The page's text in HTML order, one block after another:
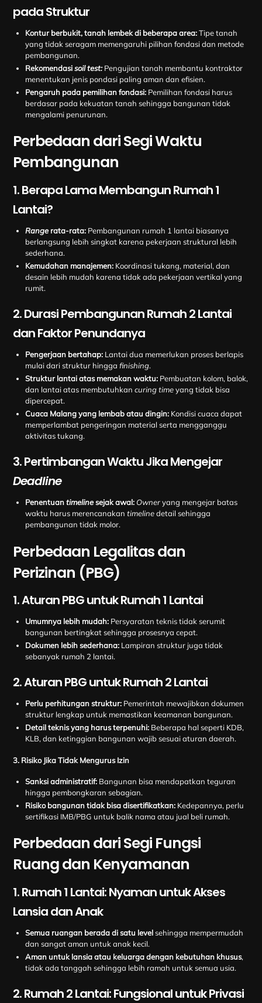
pada Struktur
Kontur berbukit, tanah lembek di beberapa area:Tipe tanah
yang tidak seragam memengaruhi pilihan fondasi dan metode
pembangunan.
Rekomendasisoil test:Pengujian tanah membantu kontraktor
menentukan jenis pondasi paling aman dan efisien.
Pengaruh pada pemilihan fondasi: Pemilihan fondasi harus
berdasar pada kekuatan tanah sehingga bangunan tidak
mengalami penurunan.
Perbedaan dari Segi Waktu
Pembangunan
1. Berapa Lama Membangun Rumah 1
Lantai?
Range rata-rata: Pembangunan rumah 1 lantai biasanya
berlangsung lebih singkat karena pekerjaan struktural lebih
sederhana.
Kemudahan manajemen: Koordinasi tukang, material, dan
desain lebih mudah karena tidak ada pekerjaan vertikal yang
rumit.
2. Durasi Pembangunan Rumah 2 Lantai
dan Faktor Penundanya
Pengerjaan bertahap: Lantai dua memerlukan proses berlapis
mulai dari struktur hinggafinishing.
Struktur lantai atas memakan waktu: Pembuatan kolom, balok,
dan lantai atas membutuhkancuring timeyang tidak bisa
dipercepat.
Cuaca Malang yang lembab atau dingin: Kondisi cuaca dapat
memperlambat pengeringan material serta mengganggu
aktivitas tukang.
3. Pertimbangan Waktu Jika Mengejar
Deadline
Penentuantimelinesejak awal: Owneryang mengejar batas
waktu harus merencanakantimelinedetail sehingga
pembangunan tidak molor.
Perbedaan Legalitas dan
Perizinan (PBG)
1. Aturan PBG untuk Rumah 1 Lantai
Umumnya lebih mudah: Persyaratan teknis tidak serumit
bangunan bertingkat sehingga prosesnya cepat.
Dokumen lebih sederhana: Lampiran struktur juga tidak
sebanyak rumah 2 lantai.
2. Aturan PBG untuk Rumah 2 Lantai
Perlu perhitungan struktur: Pemerintah mewajibkan dokumen
struktur lengkap untuk memastikan keamanan bangunan.
Detail teknis yang harus terpenuhi: Beberapa hal seperti KDB,
KLB, dan ketinggian bangunan wajib sesuai aturan daerah.
3. Risiko Jika Tidak Mengurus Izin
Sanksi administratif: Bangunan bisa mendapatkan teguran
hingga pembongkaran sebagian.
Risiko bangunan tidak bisa disertifikatkan: Kedepannya, perlu
sertifikasi IMB/PBG untuk balik nama atau jual beli rumah.
Perbedaan dari Segi Fungsi
Ruang dan Kenyamanan
1. Rumah 1 Lantai: Nyaman untuk Akses
Lansia dan Anak
Semua ruangan berada di satu levelsehingga mempermudah
dan sangat aman untuk anak kecil.
Aman untuk lansia atau keluarga dengan kebutuhan khusus,
tidak ada tanggah sehingga lebih ramah untuk semua usia.
2. Rumah 2 Lantai: Fungsional untuk Privasi